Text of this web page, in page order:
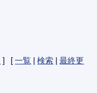
] [一覧 |検索 |最終更